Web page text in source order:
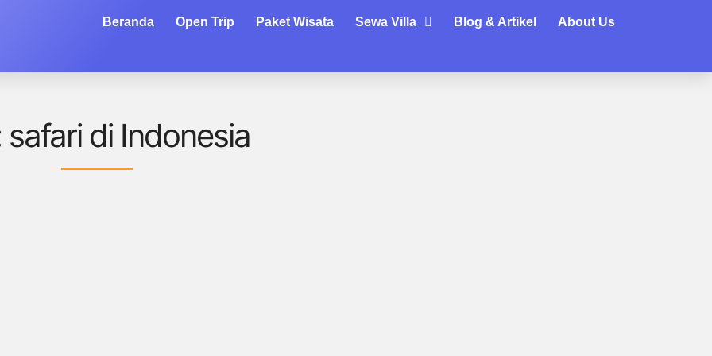
Beranda Open Trip Paket Wisata Sewa Villa Blog & Artikel About Us
safari di Indonesia